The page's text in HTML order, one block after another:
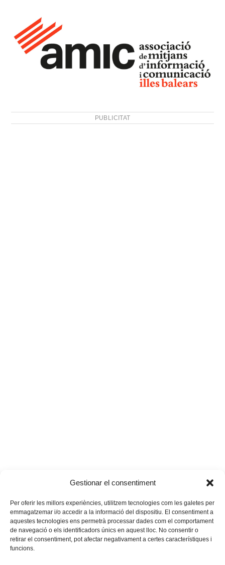
Gestionar el consentiment
Per oferir les millors experiències, utilitzem tecnologies com les galetes per
emmagatzemar i/o accedir a la informació del dispositiu. El consentiment a
aquestes tecnologies ens permetrà processar dades com el comportament
de navegació o els identificadors únics en aquest lloc. No consentir o
retirar el consentiment, pot afectar negativament a certes característiques i
funcions.
PUBLICITAT